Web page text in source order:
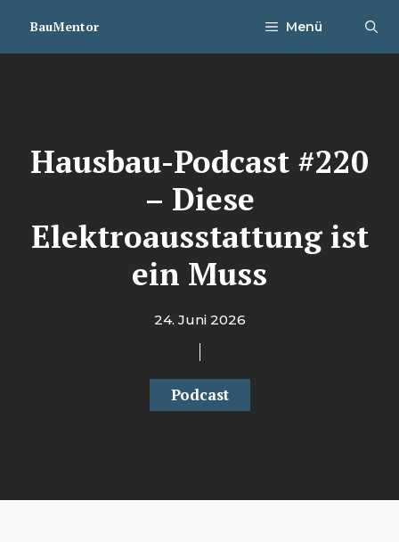
InhaltBauMentor Menü
Hausbau-Podcast #220
– Diese
Elektroausstattung ist
ein Muss
24. Juni 2026
Podcast